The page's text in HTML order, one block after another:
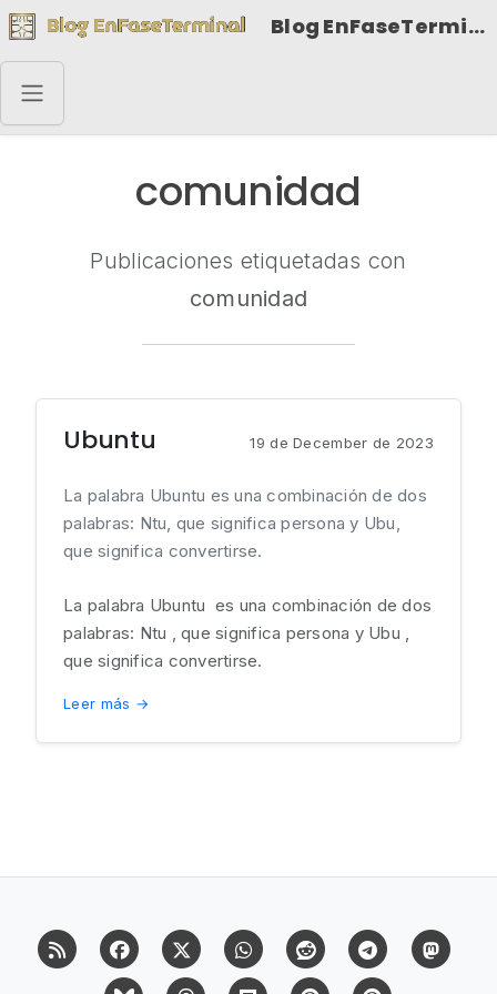
Blog EnFaseTerminal
comunidad
Publicaciones etiquetadas con
comunidad
Ubuntu 19 de December de 2023
La palabra Ubuntu es una combinación de dos
palabras: Ntu, que significa persona y Ubu,
que significa convertirse.
La palabra Ubuntu es una combinación de dos
palabras: Ntu , que significa persona y Ubu ,
que significa convertirse.
Leer más →
RSS FacebookX (Twitter)Whatsapp Reddit Telegram
Bluesky Threads Flipboard Pinterest